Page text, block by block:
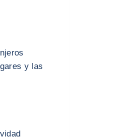
y las